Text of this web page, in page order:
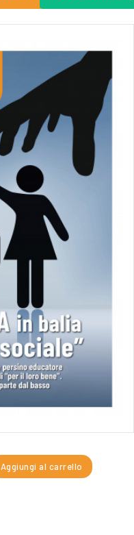
Aggiungi al carrello